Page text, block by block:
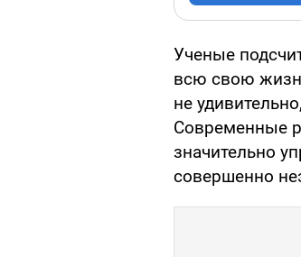
Ученые
всю свою
не
Современные
значительно
совершенно